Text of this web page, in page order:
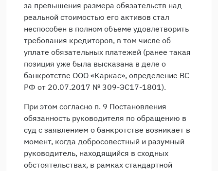
за превышения размера обязательств над
реальной стоимостью его активов стал
неспособен в полном объеме удовлетворить
требования кредиторов, в том числе об
уплате обязательных платежей (ранее такая
позиция уже была высказана в деле о
банкротстве ООО «Каркас», определение ВС
РФ от 20.07.2017 № 309-ЭС17-1801).
При этом согласно п. 9 Постановления
обязанность руководителя по обращению в
суд с заявлением о банкротстве возникает в
момент, когда добросовестный и разумный
руководитель, находящийся в сходных
обстоятельствах, в рамках стандартной